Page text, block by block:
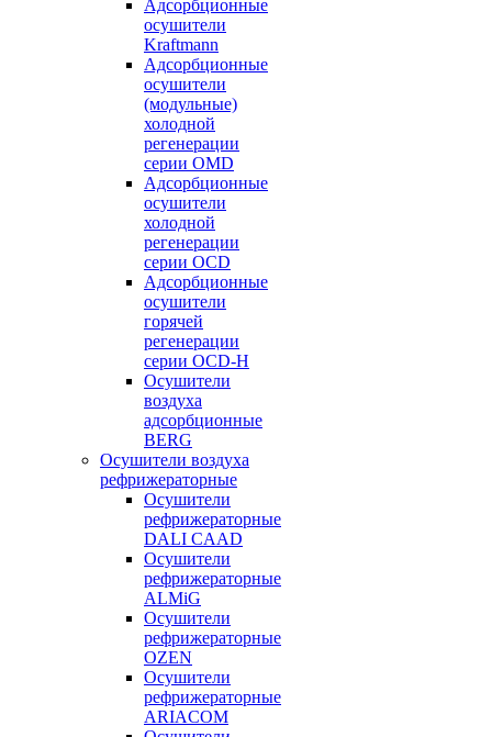
Адсорбционные
осушители
Kraftmann
Адсорбционные
осушители
(модульные)
холодной
регенерации
серии OMD
Адсорбционные
осушители
холодной
регенерации
серии OCD
Адсорбционные
осушители
горячей
регенерации
серии OСD-H
Осушители
воздуха
адсорбционные
BERG
Осушители воздуха
рефрижераторные
Осушители
рефрижераторные
DALI CAAD
Осушители
рефрижераторные
ALMiG
Осушители
рефрижераторные
OZEN
Осушители
рефрижераторные
ARIACOM